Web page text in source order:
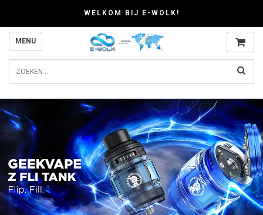
WELKOM BIJ E-WOLK!
MENU